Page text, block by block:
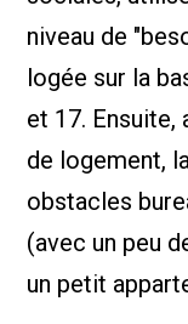
niveau de
logée sur la
et 17. Ensuite,
de logement,
obstacles
(avec un peu
un petit